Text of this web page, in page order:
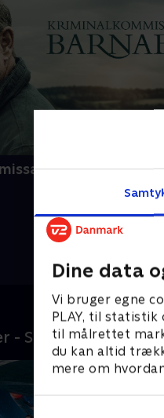
Dine data
Vi bruger egne
PLAY, til
til målrettet
du kan altid
mere om
Barnaby
- SkyShowtime